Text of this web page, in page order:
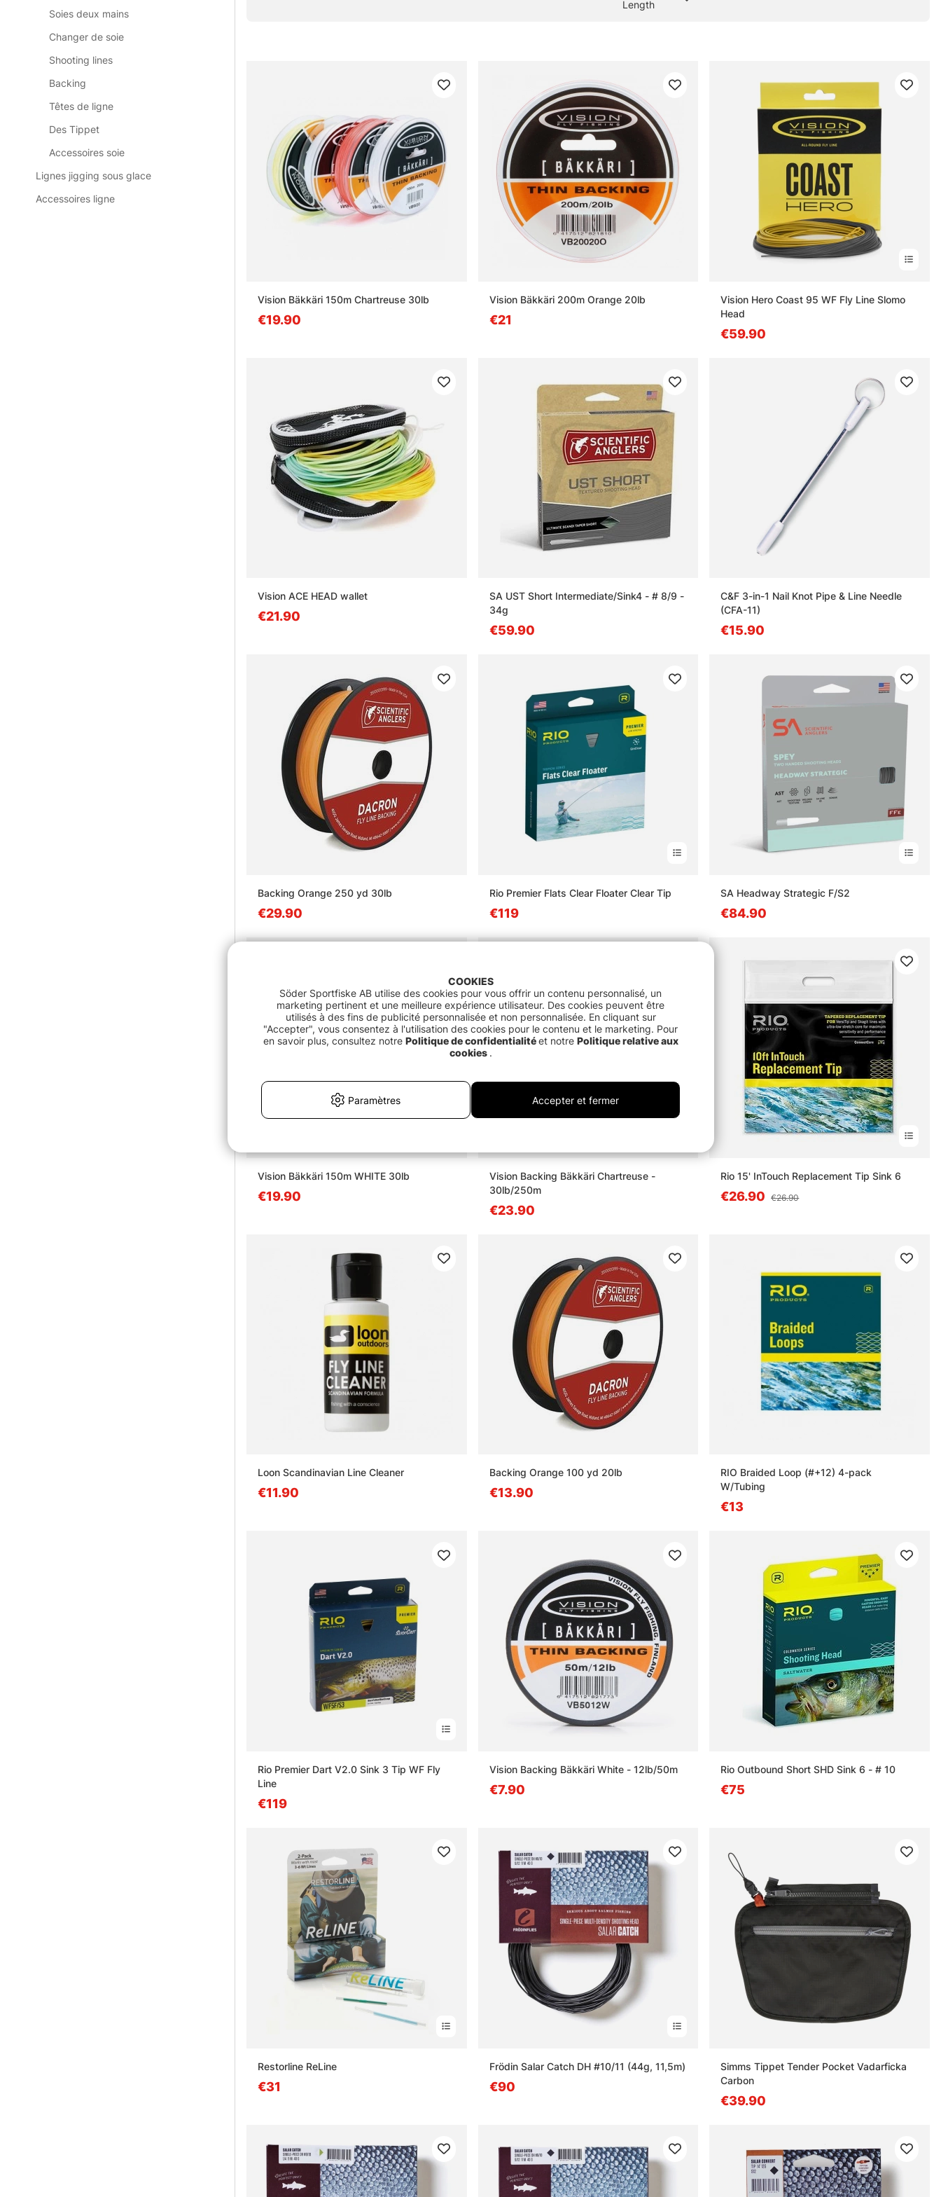
Soies deux mains
Changer de soie
Shooting lines
Backing
Têtes de ligne
Des Tippet
Accessoires soie
Lignes jigging sous glace
Accessoires ligne
Qu’est-ce qu’une soie flottante ?
Qu’est-ce qu’une tête plongeante ?
Length
Vision Bäkkäri 150m Chartreuse 30lb
€19.90
Vision Bäkkäri 200m Orange 20lb
€21
Vision Hero Coast 95 WF Fly Line Slomo
Head
€59.90
Vision ACE HEAD wallet
€21.90
SA UST Short Intermediate/Sink4 - # 8/9 -
34g
€59.90
C&F 3-in-1 Nail Knot Pipe & Line Needle
(CFA-11)
€15.90
Backing Orange 250 yd 30lb
€29.90
Rio Premier Flats Clear Floater Clear Tip
€119
SA Headway Strategic F/S2
€84.90
Vision Bäkkäri 150m WHITE 30lb
€19.90
Vision Backing Bäkkäri Chartreuse -
30lb/250m
€23.90
Rio 15' InTouch Replacement Tip Sink 6
€26.90 €26.90
Loon Scandinavian Line Cleaner
€11.90
Backing Orange 100 yd 20lb
€13.90
RIO Braided Loop (#+12) 4-pack
W/Tubing
€13
Rio Premier Dart V2.0 Sink 3 Tip WF Fly
Line
€119
Vision Backing Bäkkäri White - 12lb/50m
€7.90
Rio Outbound Short SHD Sink 6 - # 10
€75
Restorline ReLine
€31
Frödin Salar Catch DH #10/11 (44g, 11,5m)
€90
Simms Tippet Tender Pocket Vadarficka
Carbon
€39.90
COOKIES
Söder Sportfiske AB utilise des cookies pour vous offrir un contenu personnalisé, un
marketing pertinent et une meilleure expérience utilisateur. Des cookies peuvent être
utilisés à des fins de publicité personnalisée et non personnalisée. En cliquant sur
"Accepter", vous consentez à l'utilisation des cookies pour le contenu et le marketing. Pour
en savoir plus, consultez notre Politique de confidentialitéet notre Politique relative aux
cookies .
Paramètres Accepter et fermer